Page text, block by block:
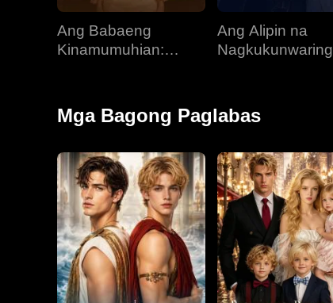
Ang Babaeng
Kinamumuhian:
Ang Alipin na
Nagkukunwaring
Mga Bagong Paglabas